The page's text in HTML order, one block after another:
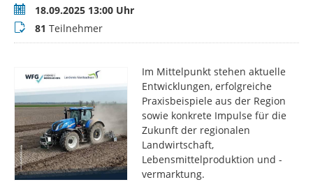
Termin18.09.2025 13:00 Uhr
Teilnehmer
81 Teilnehmer
Im Mittelpunkt stehen aktuelle
Entwicklungen, erfolgreiche
Praxisbeispiele aus der Region
sowie konkrete Impulse für die
Zukunft der regionalen
Landwirtschaft,
Lebensmittelproduktion und -
vermarktung.